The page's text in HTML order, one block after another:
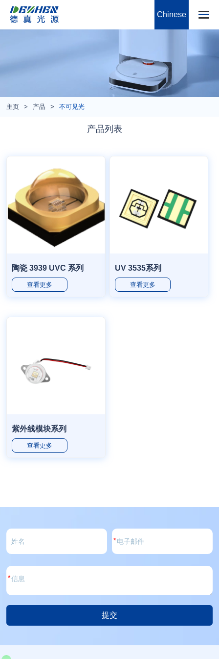
Chinese
主页 产品 不可见光
产品列表
陶瓷 3939 UVC 系列
查看更多
UV 3535系列
查看更多
紫外线模块系列
查看更多
*
*
提交